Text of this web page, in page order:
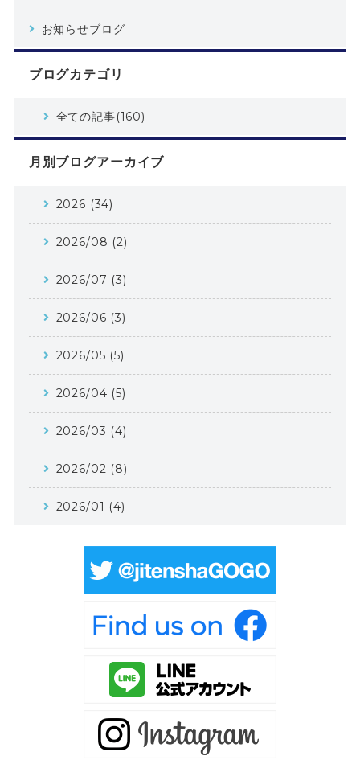
お知らせブログ
ブログカテゴリ
全ての記事(160)
月別ブログアーカイブ
2026 (34)
2026/08 (2)
2026/07 (3)
2026/06 (3)
2026/05 (5)
2026/04 (5)
2026/03 (4)
2026/02 (8)
2026/01 (4)